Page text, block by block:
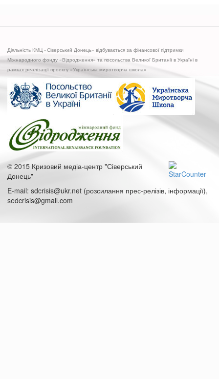
Діяльність КМЦ «Сіверський Донець» відбувається за фінансової підтримки
Міжнародного фонду «Відродження» та посольства Великої Британії в Україні в
рамках реалізації проекту «Українська миротворча школа»
© 2015 Кризовий медіа-центр "Сіверський
Донець"
E-mail: sdcrisis@ukr.net (розсилання прес-релізів, інформації),
sedcrisis@gmail.com